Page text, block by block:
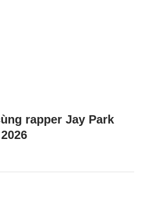
rapper Jay Park